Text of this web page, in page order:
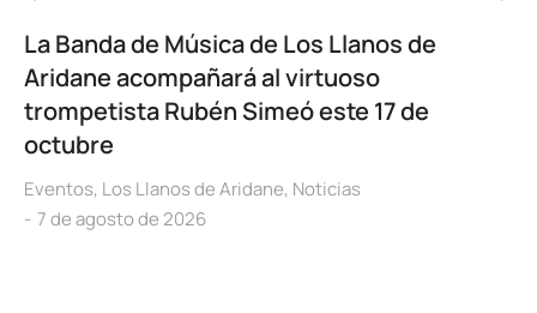
La Banda de Música de Los Llanos de
Aridane acompañará al virtuoso
trompetista Rubén Simeó este 17 de
octubre
Eventos, Los Llanos de Aridane, Noticias
7 de agosto de 2026